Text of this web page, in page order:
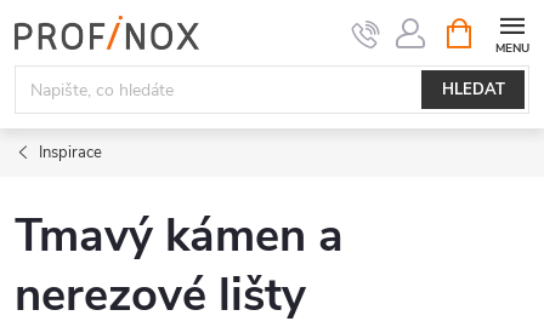
na
obsah
HLEDAT
NÁKUPNÍ
KOŠÍK
Inspirace
Tmavý kámen a
nerezové lišty